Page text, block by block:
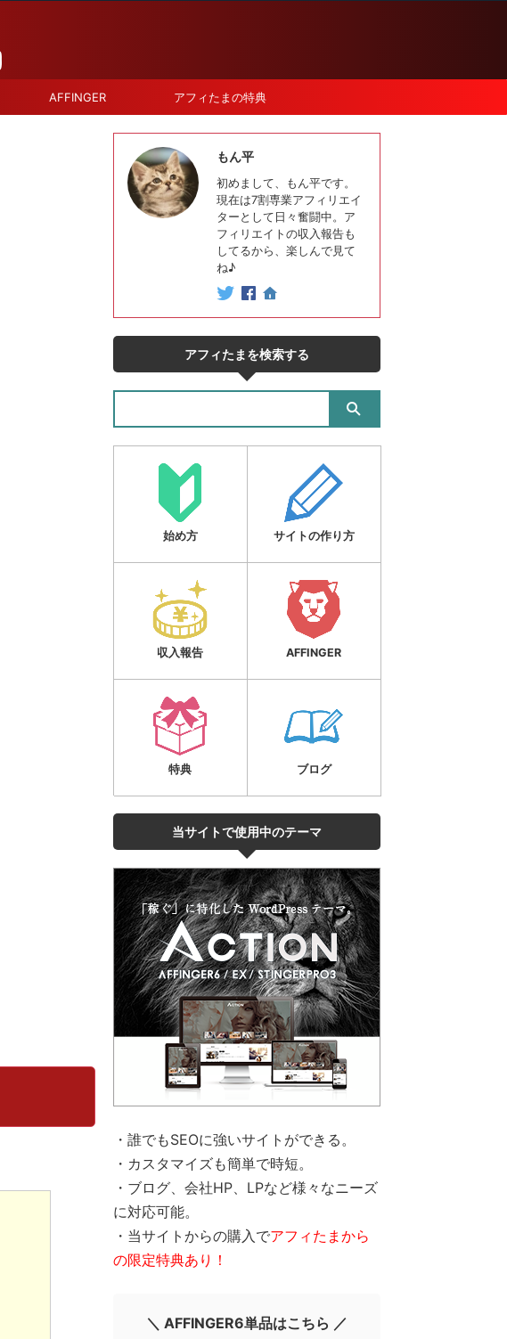
AFFINGER アフィたまの特典
もん平
初めまして、もん平です。
現在は7割専業アフィリエイ
ターとして日々奮闘中。ア
フィリエイトの収入報告も
してるから、楽しんで見て
ね♪
アフィたまを検索する
始め方 サイトの作り方
収入報告 AFFINGER
特典 ブログ
当サイトで使用中のテーマ
・誰でもSEOに強いサイトができる。
・カスタマイズも簡単で時短。
・ブログ、会社HP、LPなど様々なニーズ
に対応可能。
・当サイトからの購入でアフィたまから
の限定特典あり！
＼ AFFINGER6単品はこちら ／